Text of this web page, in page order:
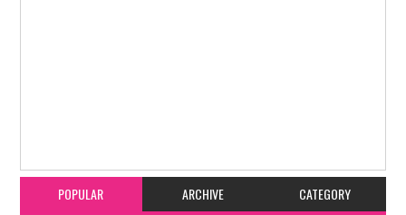
POPULAR ARCHIVE CATEGORY